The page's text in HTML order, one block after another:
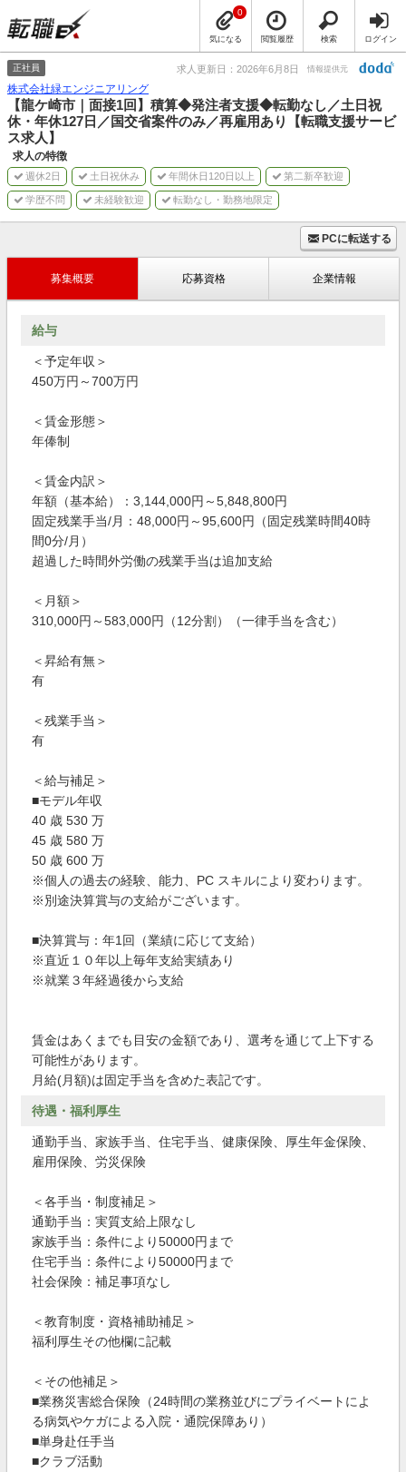
気になる
0
閲覧履歴 検索 ログイン
正社員 求人更新日：2026年6月8日 情報提供元
株式会社緑エンジニアリング
【龍ケ崎市｜面接1回】積算◆発注者支援◆転勤なし／土日祝
休・年休127日／国交省案件のみ／再雇用あり【転職支援サービ
ス求人】
求人の特徴
週休2日 土日祝休み 年間休日120日以上 第二新卒歓迎
学歴不問 未経験歓迎 転勤なし・勤務地限定
PCに転送する
募集概要 応募資格 企業情報
給与
＜予定年収＞
450万円～700万円
＜賃金形態＞
年俸制
＜賃金内訳＞
年額（基本給）：3,144,000円～5,848,800円
固定残業手当/月：48,000円～95,600円（固定残業時間40時
間0分/月）
超過した時間外労働の残業手当は追加支給
＜月額＞
310,000円～583,000円（12分割）（一律手当を含む）
＜昇給有無＞
有
＜残業手当＞
有
＜給与補足＞
■モデル年収
40 歳 530 万
45 歳 580 万
50 歳 600 万
※個人の過去の経験、能力、PC スキルにより変わります。
※別途決算賞与の支給がございます。
■決算賞与：年1回（業績に応じて支給）
※直近１０年以上毎年支給実績あり
※就業３年経過後から支給
賃金はあくまでも目安の金額であり、選考を通じて上下する
可能性があります。
月給(月額)は固定手当を含めた表記です。
待遇・福利厚生
通勤手当、家族手当、住宅手当、健康保険、厚生年金保険、
雇用保険、労災保険
＜各手当・制度補足＞
通勤手当：実質支給上限なし
家族手当：条件により50000円まで
住宅手当：条件により50000円まで
社会保険：補足事項なし
＜教育制度・資格補助補足＞
福利厚生その他欄に記載
＜その他補足＞
■業務災害総合保険（24時間の業務並びにプライベートによ
る病気やケガによる入院・通院保障あり）
■単身赴任手当
■クラブ活動